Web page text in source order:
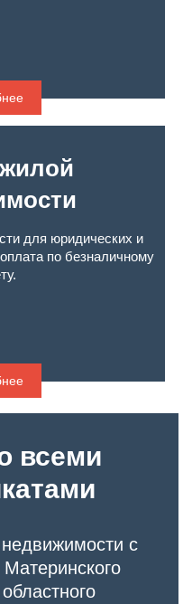
для юридических и
по безналичному
всеми
с